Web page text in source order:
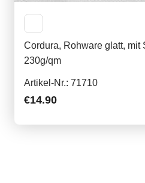
Cordura, Rohware glatt, mit
230g/qm
Artikel-Nr.: 71710
€14.90